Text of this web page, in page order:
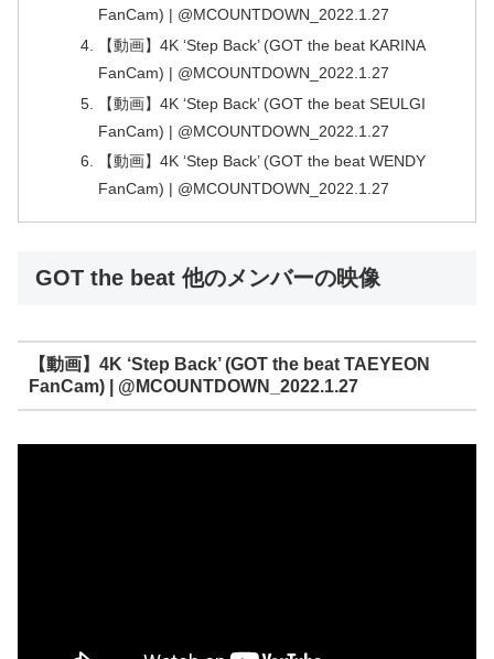
FanCam) | @MCOUNTDOWN_2022.1.27
【動画】4K ‘Step Back’ (GOT the beat KARINA
FanCam) | @MCOUNTDOWN_2022.1.27
【動画】4K ‘Step Back’ (GOT the beat SEULGI
FanCam) | @MCOUNTDOWN_2022.1.27
【動画】4K ‘Step Back’ (GOT the beat WENDY
FanCam) | @MCOUNTDOWN_2022.1.27
GOT the beat 他のメンバーの映像
【動画】4K ‘Step Back’ (GOT the beat TAEYEON
FanCam) | @MCOUNTDOWN_2022.1.27